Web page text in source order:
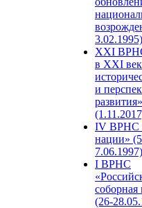
3.02.1995)
XХI
в XXI
и
развития»
IV ВРНС
нации»
7.06.1997)
I ВРНС
(26-